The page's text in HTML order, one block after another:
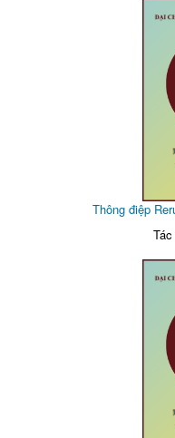
Thông điệp